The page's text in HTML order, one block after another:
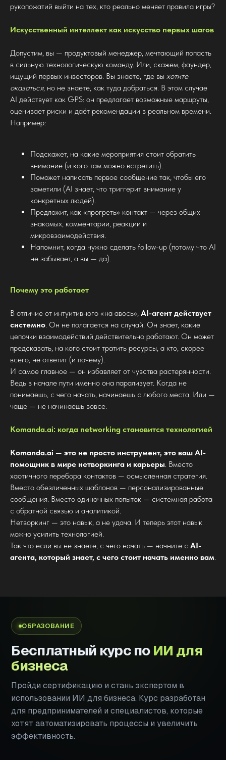
рукопожатий выйти на тех, кто реально меняет правила игры?
Искусственный интеллект как искусство первых шагов
Допустим, вы — продуктовый менеджер, мечтающий попасть
в сильную технологическую команду. Или, скажем, фаундер,
ищущий первых инвесторов. Вы знаете, где вы хотите
оказаться, но не знаете, как туда добраться. В этом случае
AI действует как GPS: он предлагает возможные маршруты,
оценивает риски и даёт рекомендации в реальном времени.
Например:
Подскажет, на какие мероприятия стоит обратить
внимание (и кого там можно встретить).
Поможет написать первое сообщение так, чтобы его
заметили (AI знает, что триггерит внимание у
конкретных людей).
Предложит, как «прогреть» контакт — через общих
знакомых, комментарии, реакции и
микровзаимодействия.
Напомнит, когда нужно сделать follow-up (потому что AI
не забывает, а вы — да).
Почему это работает
В отличие от интуитивного «на авось», AI-агент действует
системно. Он не полагается на случай. Он знает, какие
цепочки взаимодействий действительно работают. Он может
предсказать, на кого стоит тратить ресурсы, а кто, скорее
всего, не ответит (и почему).
И самое главное — он избавляет от чувства растерянности.
Ведь в начале пути именно она парализует. Когда не
понимаешь, с чего начать, начинаешь с любого места. Или —
чаще — не начинаешь вовсе.
Komanda.ai: когда networking становится технологией
Komanda.ai — это не просто инструмент, это ваш AI-
помощник в мире нетворкинга и карьеры. Вместо
хаотичного перебора контактов — осмысленная стратегия.
Вместо обезличенных шаблонов — персонализированные
сообщения. Вместо одиночных попыток — системная работа
с обратной связью и аналитикой.
Нетворкинг — это навык, а не удача. И теперь этот навык
можно усилить технологией.
Так что если вы не знаете, с чего начать — начните с AI-
агента, который знает, с чего стоит начать именно вам.
ОБРАЗОВАНИЕ
Бесплатный курс поИИ для
бизнеса
Пройди сертификацию и стань экспертом в
использовании ИИ для бизнеса. Курс разработан
для предпринимателей и специалистов, которые
хотят автоматизировать процессы и увеличить
эффективность.